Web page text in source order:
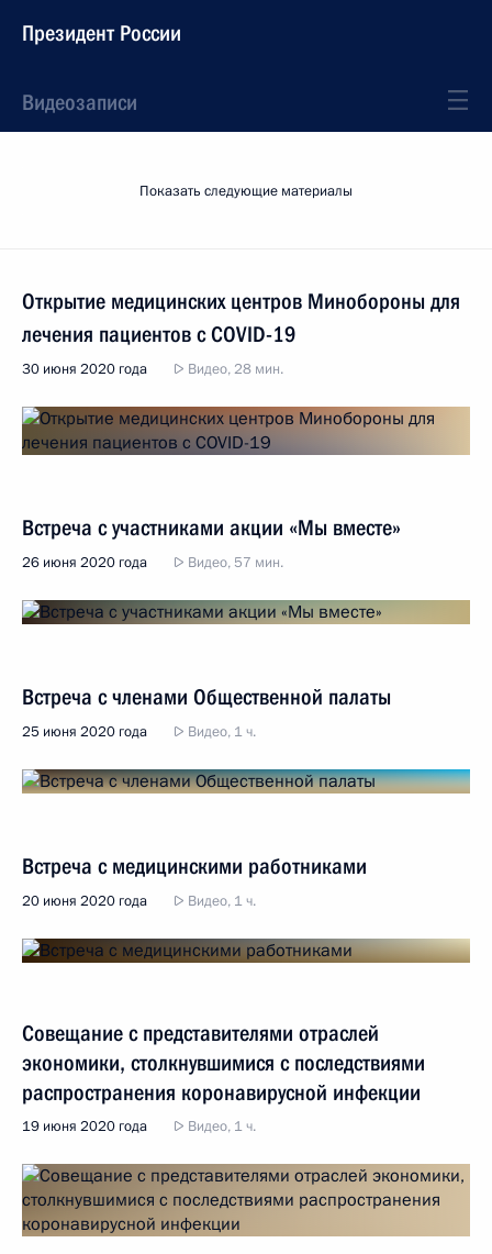
Президент России
Видеозаписи
Показать следующие материалы
Открытие медицинских центров Минобороны для
лечения пациентов с COVID-19
30 июня 2020 года Видео, 28 мин.
Встреча с участниками акции «Мы вместе»
26 июня 2020 года Видео, 57 мин.
Встреча с членами Общественной палаты
25 июня 2020 года Видео, 1 ч.
Встреча с медицинскими работниками
20 июня 2020 года Видео, 1 ч.
Совещание с представителями отраслей
экономики, столкнувшимися с последствиями
распространения коронавирусной инфекции
19 июня 2020 года Видео, 1 ч.